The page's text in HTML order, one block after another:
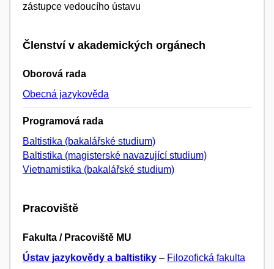
zástupce vedoucího ústavu
Členství v akademických orgánech
Oborová rada
Obecná jazykověda
Programová rada
Baltistika (bakalářské studium)
Baltistika (magisterské navazující studium)
Vietnamistika (bakalářské studium)
Pracoviště
Fakulta / Pracoviště MU
Ústav jazykovědy a baltistiky – Filozofická fakulta